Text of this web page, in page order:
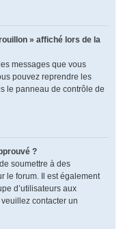
» affiché lors de la
messages que vous
pouvez reprendre les
le panneau de contrôle de
?
soumettre à des
le forum. Il est également
d’utilisateurs aux
contacter un